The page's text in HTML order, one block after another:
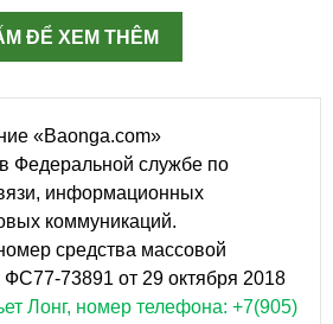
ĐỂ XEM THÊM
«Baonga.com»
Федеральной службе по
информационных
коммуникаций.
средства массовой
73891 от 29 октября 2018
Лонг, номер телефона: +7(905)